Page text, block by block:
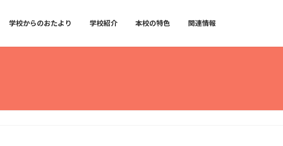
学校からのおたより 学校紹介 本校の特色 関連情報